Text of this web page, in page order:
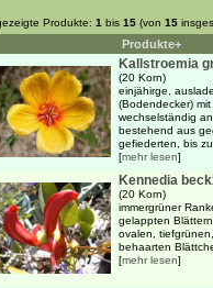
Produkte: 1 bis 15 (von 15
Produkte+
Kallstroemia
(20 Korn)
einjähirge,
(Bodendecker)
wechselständig
bestehend aus
gefiederten, bis
[mehr lesen]
Kennedia
(20 Korn)
immergrüner
gelappten
ovalen,
behaarten
[mehr lesen]